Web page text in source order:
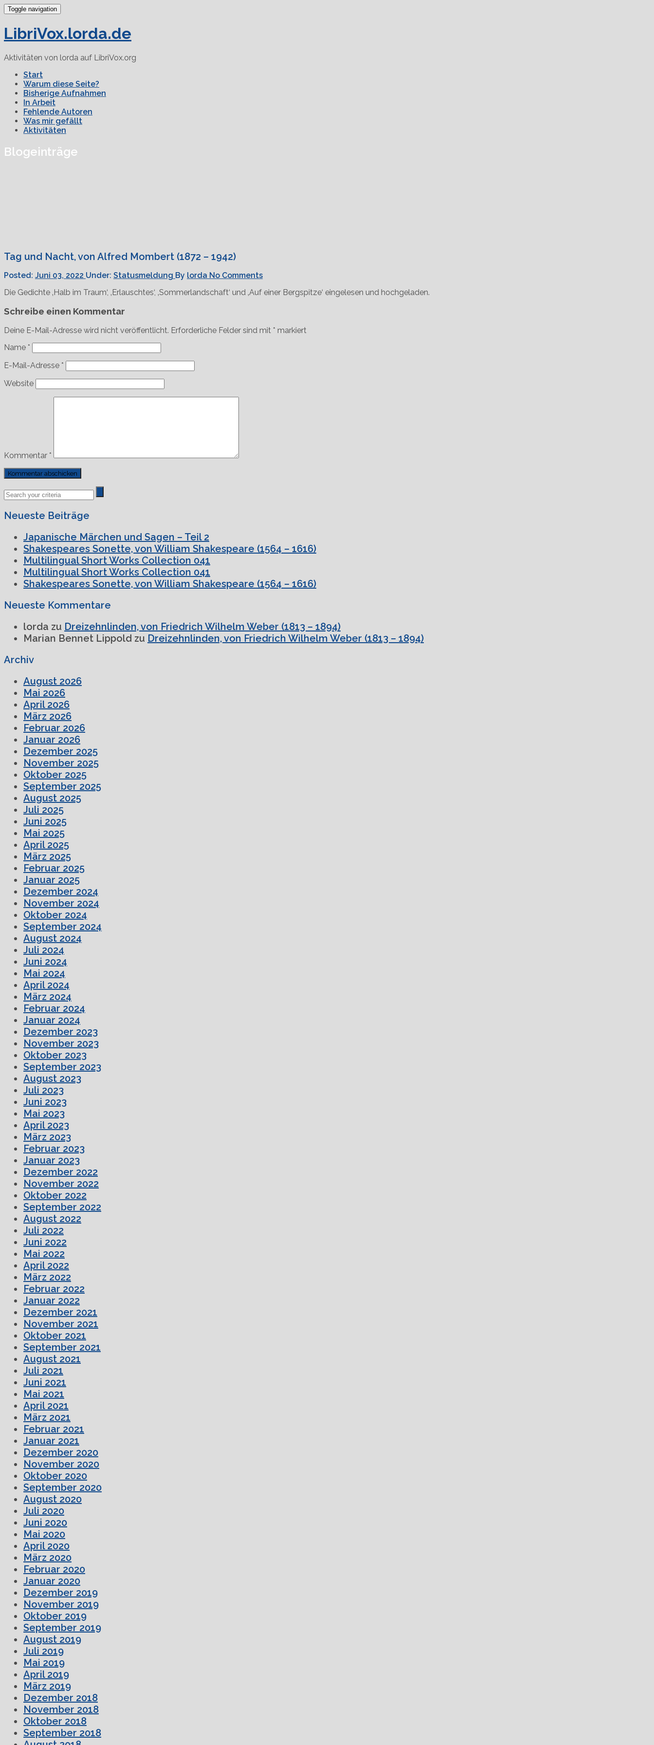
Toggle navigation
LibriVox.lorda.de
Aktivitäten von lorda auf LibriVox.org
Start
Warum diese Seite?
Bisherige Aufnahmen
In Arbeit
Fehlende Autoren
Was mir gefällt
Aktivitäten
Blogeinträge
Tag und Nacht, von Alfred Mombert (1872 – 1942)
Posted: Juni 03, 2022 Under: Statusmeldung By lorda No Comments
Die Gedichte ‚Halb im Traum‘, ‚Erlauschtes‘, ‚Sommerlandschaft‘ und ‚Auf einer Bergspitze‘ eingelesen und hochgeladen.
Schreibe einen Kommentar
Deine E-Mail-Adresse wird nicht veröffentlicht. Erforderliche Felder sind mit * markiert
Name *
E-Mail-Adresse *
Website
Kommentar *
Previous
Post
Next
Post
Neueste Beiträge
Japanische Märchen und Sagen – Teil 2
Shakespeares Sonette, von William Shakespeare (1564 – 1616)
Multilingual Short Works Collection 041
Multilingual Short Works Collection 041
Shakespeares Sonette, von William Shakespeare (1564 – 1616)
Neueste Kommentare
lorda zu Dreizehnlinden, von Friedrich Wilhelm Weber (1813 – 1894)
Marian Bennet Lippold zu Dreizehnlinden, von Friedrich Wilhelm Weber (1813 – 1894)
Archiv
August 2026
Mai 2026
April 2026
März 2026
Februar 2026
Januar 2026
Dezember 2025
November 2025
Oktober 2025
September 2025
August 2025
Juli 2025
Juni 2025
Mai 2025
April 2025
März 2025
Februar 2025
Januar 2025
Dezember 2024
November 2024
Oktober 2024
September 2024
August 2024
Juli 2024
Juni 2024
Mai 2024
April 2024
März 2024
Februar 2024
Januar 2024
Dezember 2023
November 2023
Oktober 2023
September 2023
August 2023
Juli 2023
Juni 2023
Mai 2023
April 2023
März 2023
Februar 2023
Januar 2023
Dezember 2022
November 2022
Oktober 2022
September 2022
August 2022
Juli 2022
Juni 2022
Mai 2022
April 2022
März 2022
Februar 2022
Januar 2022
Dezember 2021
November 2021
Oktober 2021
September 2021
August 2021
Juli 2021
Juni 2021
Mai 2021
April 2021
März 2021
Februar 2021
Januar 2021
Dezember 2020
November 2020
Oktober 2020
September 2020
August 2020
Juli 2020
Juni 2020
Mai 2020
April 2020
März 2020
Februar 2020
Januar 2020
Dezember 2019
November 2019
Oktober 2019
September 2019
August 2019
Juli 2019
Mai 2019
April 2019
März 2019
Dezember 2018
November 2018
Oktober 2018
September 2018